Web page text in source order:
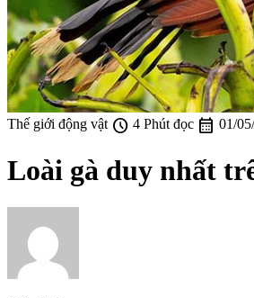
Thế giới động vật schedule 4 Phút đọc calendar_month 01/
Loài gà duy nhất